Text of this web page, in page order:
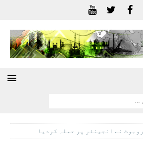
روبوٹ نے انجینئر پر حملہ کردیا